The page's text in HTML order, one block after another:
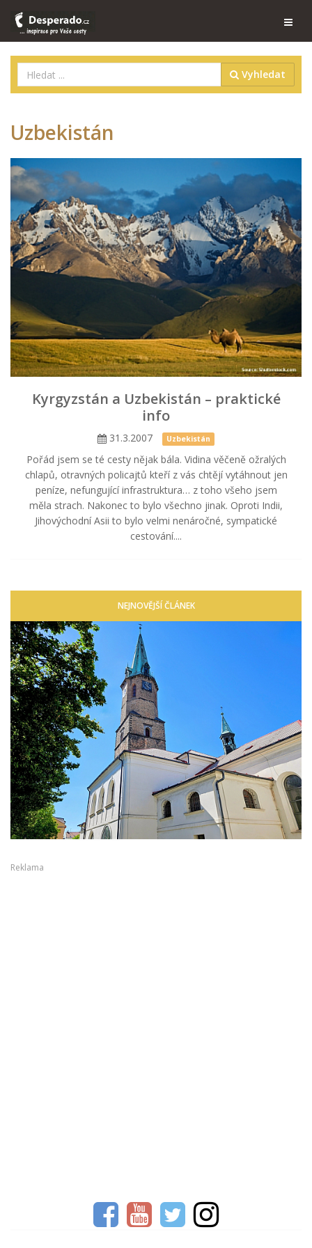
Vyhledat
Uzbekistán
Kyrgyzstán a Uzbekistán – praktické
info
31.3.2007 Uzbekistán
Pořád jsem se té cesty nějak bála. Vidina věčeně ožralých
chlapů, otravných policajtů kteří z vás chtějí vytáhnout jen
peníze, nefungující infrastruktura… z toho všeho jsem
měla strach. Nakonec to bylo všechno jinak. Oproti Indii,
Jihovýchodní Asii to bylo velmi nenáročné, sympatické
cestování....
NEJNOVĚJŠÍ ČLÁNEK
Reklama